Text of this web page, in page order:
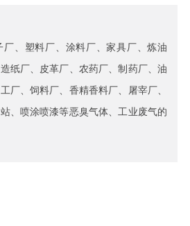
厂、塑料厂、涂料厂、家具厂、炼油
纸厂、皮革厂、农药厂、制药厂、油
厂、饲料厂、香精香料厂、屠宰厂、
、喷涂喷漆等恶臭气体、工业废气的